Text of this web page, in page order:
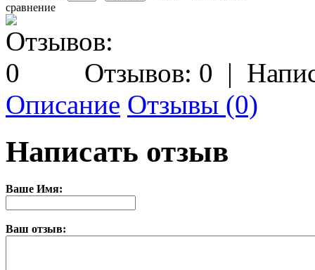
сравнение
Отзывов: 0 |
Описание Отзывы (0)
Написать отзыв
Ваше Имя:
Ваш отзыв: